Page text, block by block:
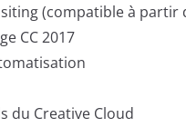
(compatible à partir
CC 2017
du Creative Cloud